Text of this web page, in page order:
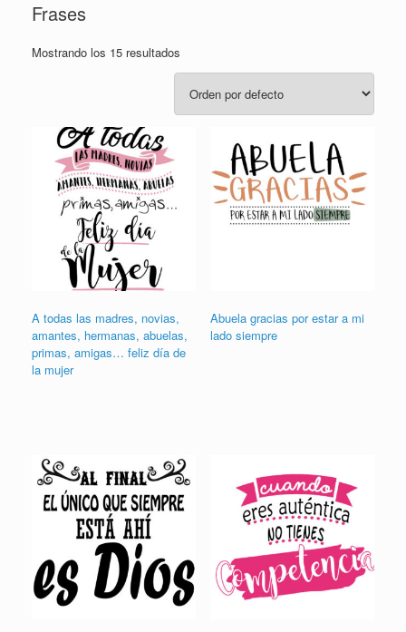
Frases
Mostrando los 15 resultados
A todas las madres, novias,
amantes, hermanas, abuelas,
primas, amigas… feliz día de
la mujer
Abuela gracias por estar a mi
lado siempre